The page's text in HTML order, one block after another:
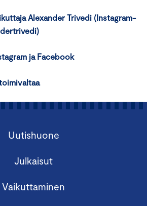
Alexander Trivedi (Instagram-
ja Facebook
Uutishuone
Julkaisut
Vaikuttaminen